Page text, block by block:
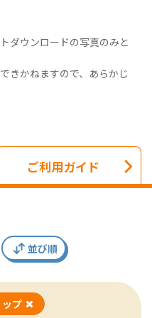
ダウンロードの写真のみと
きかねますので、あらかじ
ご利用ガイド
並び順
プ